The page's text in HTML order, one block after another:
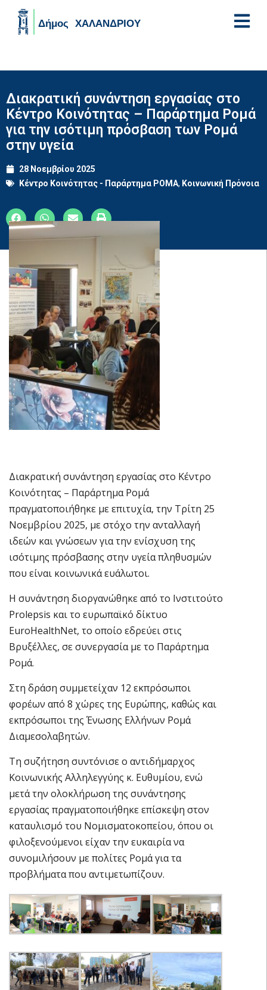
Διακρατική συνάντηση εργασίας στο
Κέντρο Κοινότητας – Παράρτημα Ρομά
για την ισότιμη πρόσβαση των Ρομά
στην υγεία
28 Νοεμβρίου 2025
Κέντρο Κοινότητας - Παράρτημα ΡΟΜΑ, Κοινωνική Πρόνοια
Διακρατική συνάντηση εργασίας στο Κέντρο
Κοινότητας – Παράρτημα Ρομά
πραγματοποιήθηκε με επιτυχία, την Τρίτη 25
Νοεμβρίου 2025, με στόχο την ανταλλαγή
ιδεών και γνώσεων για την ενίσχυση της
ισότιμης πρόσβασης στην υγεία πληθυσμών
που είναι κοινωνικά ευάλωτοι.
Η συνάντηση διοργανώθηκε από το Ινστιτούτο
Prolepsis και το ευρωπαϊκό δίκτυο
EuroHealthNet, το οποίο εδρεύει στις
Βρυξέλλες, σε συνεργασία με το Παράρτημα
Ρομά.
Στη δράση συμμετείχαν 12 εκπρόσωποι
φορέων από 8 χώρες της Ευρώπης, καθώς και
εκπρόσωποι της Ένωσης Ελλήνων Ρομά
Διαμεσολαβητών.
Τη συζήτηση συντόνισε ο αντιδήμαρχος
Κοινωνικής Αλληλεγγύης κ. Ευθυμίου, ενώ
μετά την ολοκλήρωση της συνάντησης
εργασίας πραγματοποιήθηκε επίσκεψη στον
καταυλισμό του Νομισματοκοπείου, όπου οι
φιλοξενούμενοι είχαν την ευκαιρία να
συνομιλήσουν με πολίτες Ρομά για τα
προβλήματα που αντιμετωπίζουν.